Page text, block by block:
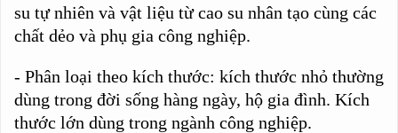
su tự nhiên và vật liệu từ cao su nhân tạo cùng các
chất dẻo và phụ gia công nghiệp.
- Phân loại theo kích thước: kích thước nhỏ thường
dùng trong đời sống hàng ngày, hộ gia đình. Kích
thước lớn dùng trong ngành công nghiệp.